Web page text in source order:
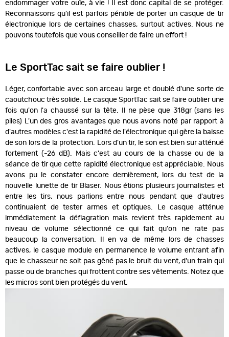
endommager votre ouïe, à vie ! Il est donc capital de se protéger.
Reconnaissons qu'il est parfois pénible de porter un casque de tir
électronique lors de certaines chasses, surtout actives. Nous ne
pouvons toutefois que vous conseiller de faire un effort !
Le SportTac sait se faire oublier !
Léger, confortable avec son arceau large et doublé d'une sorte de
caoutchouc très solide. Le casque SportTac sait se faire oublier une
fois qu'on l'a chaussé sur la tête. Il ne pèse que 318gr (sans les
piles) L'un des gros avantages que nous avons noté par rapport à
d'autres modèles c'est la rapidité de l'électronique qui gère la baisse
de son lors de la protection. Lors d'un tir, le son est bien sur atténué
fortement (-26 dB). Mais c'est au cours de la chasse ou de la
séance de tir que cette rapidité électronique est appréciable. Nous
avons pu le constater encore dernièrement, lors du test de la
nouvelle lunette de tir Blaser. Nous étions plusieurs journalistes et
entre les tirs, nous parlions entre nous pendant que d'autres
continuaient de tester armes et optiques. Le casque atténue
immédiatement la déflagration mais revient très rapidement au
niveau de volume sélectionné ce qui fait qu'on ne rate pas
beaucoup la conversation. Il en va de même lors de chasses
actives, le casque module en permanence le volume entrant afin
que le chasseur ne soit pas gêné pas le bruit du vent, d'un train qui
passe ou de branches qui frottent contre ses vêtements. Notez que
les micros sont bien protégés du vent.